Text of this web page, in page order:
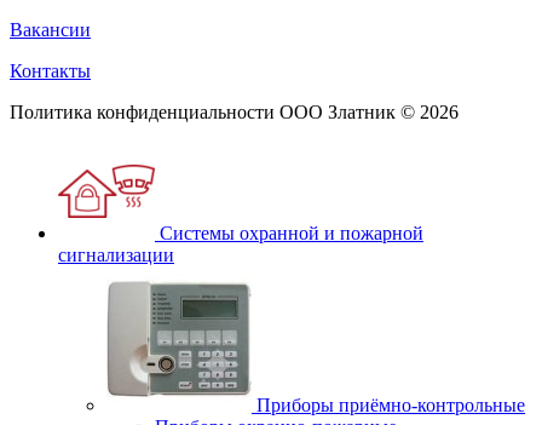
Вакансии
Контакты
Политика конфиденциальности ООО Златник © 2026
Системы охранной и пожарной
сигнализации
Приборы приёмно-контрольные